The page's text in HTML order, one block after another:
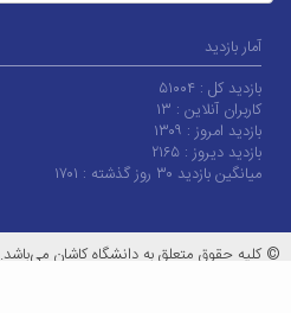
آمار بازدید
بازدید کل : ۵۱۰۰۴
کاربران آنلاین : ۱۳
بازدید امروز : ۱۳۰۹
بازدید دیروز : ۲۱۶۵
میانگین بازدید ۳۰ روز گذشته :
۱۷۰۱
© کلیه حقوق متعلق به دانشگاه کاشان می‌باشد.